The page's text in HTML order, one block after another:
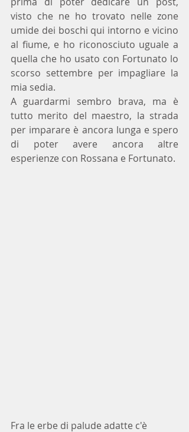
visto che ne ho trovato nelle zone
umide dei boschi qui intorno e vicino
al fiume, e ho riconosciuto uguale a
quella che ho usato con Fortunato lo
scorso settembre per impagliare la
mia sedia.
A guardarmi sembro brava, ma è
tutto merito del maestro, la strada
per imparare è ancora lunga e spero
di poter avere ancora altre
esperienze con Rossana e Fortunato.
Fra le erbe di palude adatte c'è